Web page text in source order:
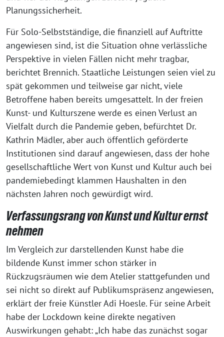
Planungssicherheit.
Für Solo-Selbstständige, die finanziell auf Auftritte
angewiesen sind, ist die Situation ohne verlässliche
Perspektive in vielen Fällen nicht mehr tragbar,
berichtet Brennich. Staatliche Leistungen seien viel zu
spät gekommen und teilweise gar nicht, viele
Betroffene haben bereits umgesattelt. In der freien
Kunst- und Kulturszene werde es einen Verlust an
Vielfalt durch die Pandemie geben, befürchtet Dr.
Kathrin Mädler, aber auch öffentlich geförderte
Institutionen sind darauf angewiesen, dass der hohe
gesellschaftliche Wert von Kunst und Kultur auch bei
pandemiebedingt klammen Haushalten in den
nächsten Jahren noch gewürdigt wird.
Verfassungsrang von Kunst und Kultur ernst
nehmen
Im Vergleich zur darstellenden Kunst habe die
bildende Kunst immer schon stärker in
Rückzugsräumen wie dem Atelier stattgefunden und
sei nicht so direkt auf Publikumspräsenz angewiesen,
erklärt der freie Künstler Adi Hoesle. Für seine Arbeit
habe der Lockdown keine direkte negativen
Auswirkungen gehabt: „Ich habe das zunächst sogar